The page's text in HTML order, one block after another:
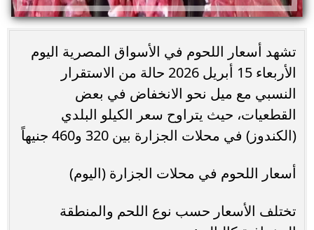
تشهد أسعار اللحوم في الأسواق المصرية اليوم
الأربعاء 15 أبريل 2026 حالة من الاستقرار
النسبي مع ميل نحو الانخفاض في بعض
القطعيات، حيث يتراوح سعر الكيلو البلدي
(الكندوز) في محلات الجزارة بين 320 و460 جنيهاً
أسعار اللحوم في محلات الجزارة (اليوم)
تختلف الأسعار حسب نوع اللحم والمنطقة